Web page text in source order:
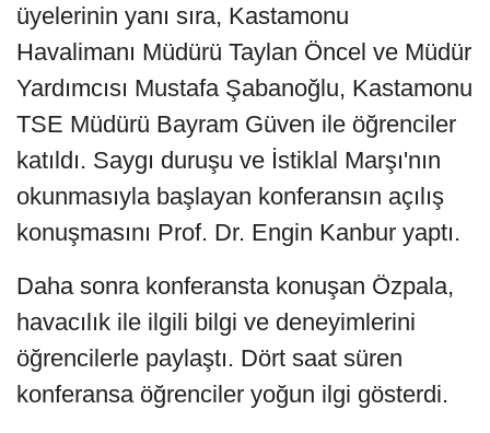
üyelerinin yanı sıra, Kastamonu
Havalimanı Müdürü Taylan Öncel ve Müdür
Yardımcısı Mustafa Şabanoğlu, Kastamonu
TSE Müdürü Bayram Güven ile öğrenciler
katıldı. Saygı duruşu ve İstiklal Marşı'nın
okunmasıyla başlayan konferansın açılış
konuşmasını Prof. Dr. Engin Kanbur yaptı.
Daha sonra konferansta konuşan Özpala,
havacılık ile ilgili bilgi ve deneyimlerini
öğrencilerle paylaştı. Dört saat süren
konferansa öğrenciler yoğun ilgi gösterdi.